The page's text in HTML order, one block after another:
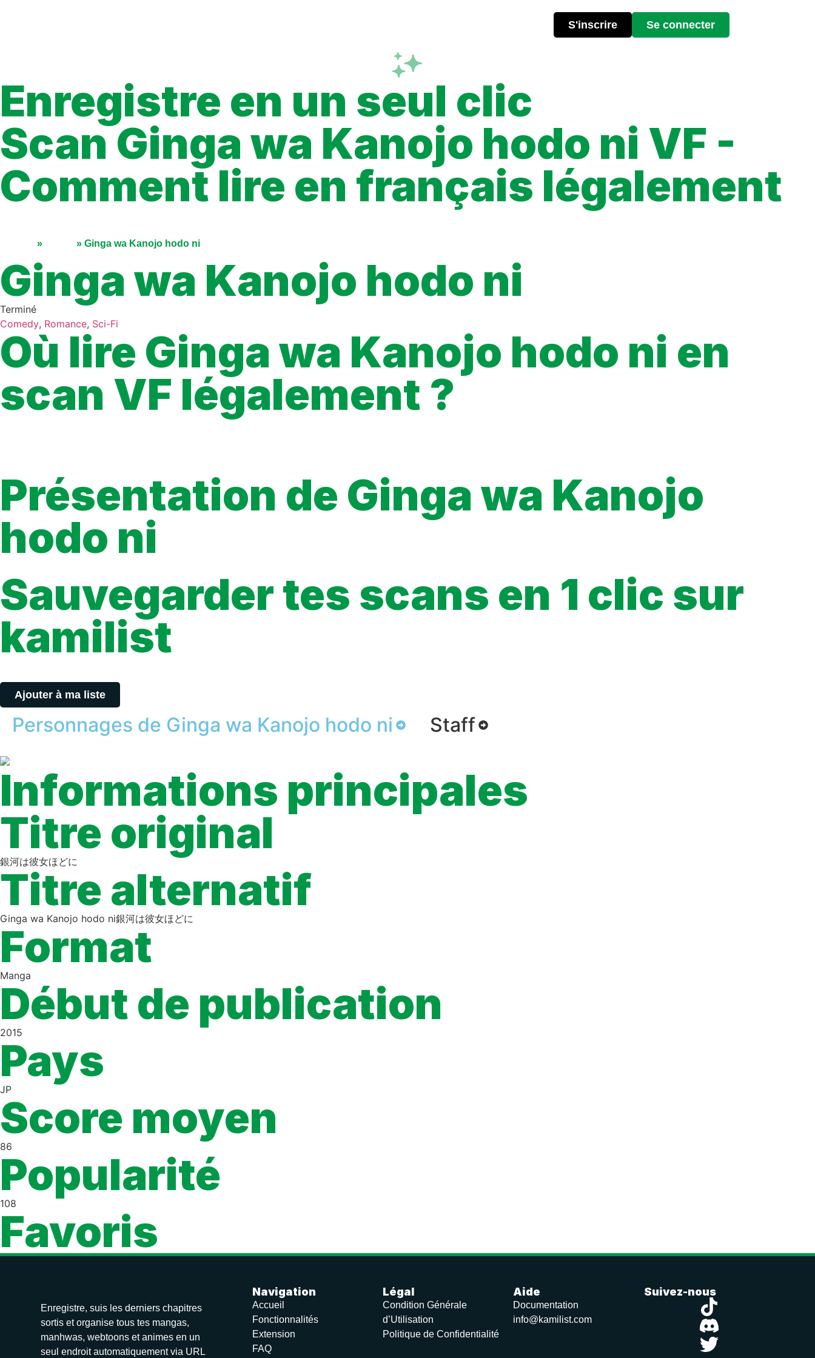
S'inscrire Se connecter
Enregistre en un seul clic
Scan Ginga wa Kanojo hodo ni VF -
Comment lire en français légalement
Vous cherchez où lire Ginga wa Kanojo hodo ni en français? Voici un guide complet pour comprendre où trouver les chapitres VF légalement, quelles sont les options disponibles, et
» » Ginga wa Kanojo hodo ni
Ginga wa Kanojo hodo ni
Terminé
Comedy, Romance, Sci-Fi
Où lire Ginga wa Kanojo hodo ni en
scan VF légalement ?
À ce jour, il n’existe aucune plateforme légale qui propose gratuitement l’intégralité des scans de Ginga wa Kanojo hodo ni en VF.
Présentation de Ginga wa Kanojo
hodo ni
Sauvegarder tes scans en 1 clic sur
kamilist
Ajouter à ma liste
Personnages de Ginga wa Kanojo hodo ni Staff
Informations principales
Titre original
銀河は彼女ほどに
Titre alternatif
Ginga wa Kanojo hodo ni銀河は彼女ほどに
Format
Manga
Début de publication
2015
Pays
JP
Score moyen
86
Popularité
108
Favoris
Enregistre, suis les derniers chapitres
sortis et organise tous tes mangas,
manhwas, webtoons et animes en un
seul endroit automatiquement via URL
Navigation
Accueil
Fonctionnalités
Extension
FAQ
Légal
Condition Générale
d’Utilisation
Politique de Confidentialité
Aide
Documentation
info@kamilist.com
Suivez-nous